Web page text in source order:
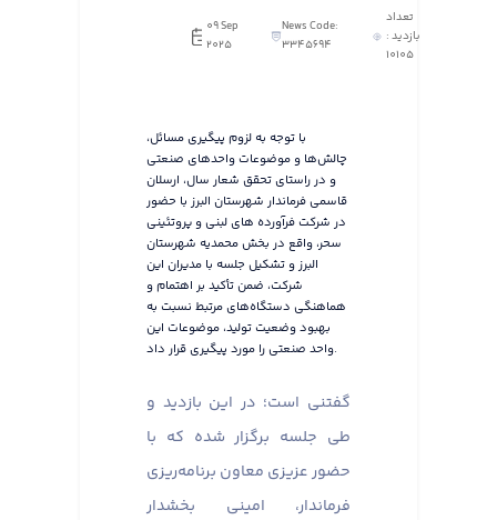
09 Sep
2025
News Code:
3345694
تعداد
بازدید :
10105
با توجه به لزوم پیگیری مسائل،
چالش‌ها و موضوعات واحدهای صنعتی
و در راستای تحقق شعار سال، ارسلان
قاسمی فرماندار شهرستان البرز با حضور
در شرکت فرآورده های لبنی و پروتئینی
سحر، واقع در بخش محمدیه شهرستان
البرز و تشکیل جلسه با مدیران این
شرکت، ضمن تأکید بر اهتمام و
هماهنگی دستگاه‌های مرتبط نسبت به
بهبود وضعیت تولید، موضوعات این
واحد صنعتی را مورد پیگیری قرار داد.
گفتنی است؛ در این بازدید و
طی جلسه برگزار شده که با
حضور عزیزی معاون برنامه‌ریزی
فرماندار، امینی بخشدار